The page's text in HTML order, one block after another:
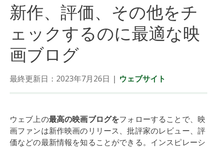
新作、評価、その他をチ
ェックするのに最適な映
画ブログ
最終更新日：2023年7月26日 | ウェブサイト
ウェブ上の最高の映画ブログをフォローすることで、映
画ファンは新作映画のリリース、批評家のレビュー、評
価などの最新情報を知ることができる。インスピレーシ